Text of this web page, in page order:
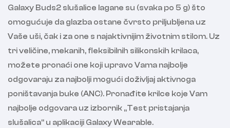
Galaxy Buds2 slušalice lagane su (svaka po 5 g) što
omogućuje da glazba ostane čvrsto priljubljena uz
Vaše uši, čak i za one s najaktivnijim životnim stilom. Uz
tri veličine, mekanih, fleksibilnih silikonskih krilaca,
možete pronaći one koji upravo Vama najbolje
odgovaraju za najbolji mogući doživljaj aktivnoga
poništavanja buke (ANC). Pronađite krilce koje Vam
najbolje odgovara uz izbornik „Test pristajanja
slušalica“ u aplikaciji Galaxy Wearable.